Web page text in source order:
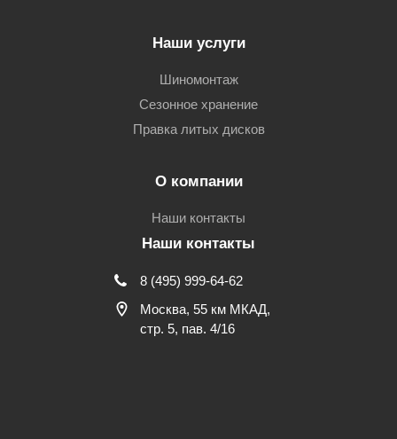
Наши услуги
Шиномонтаж
Сезонное хранение
Правка литых дисков
О компании
Наши контакты
Наши контакты
8 (495) 999-64-62
Москва, 55 км МКАД,
стр. 5, пав. 4/16